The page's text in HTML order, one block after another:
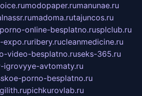
modopaper.rumanunae.ru
madoma.rutajuncos.ru
porno-online-besplatno.rusplclub.ru
expo.ruribery.rucleanmedicine.ru
video-besplatno.ruseks-365.ru
igrovyye-avtomaty.ru
porno-besplatno.ru
pichkurovlab.ru